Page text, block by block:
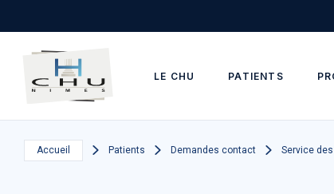
LE CHU PATIENTS
Accueil Patients Demandes contact Service